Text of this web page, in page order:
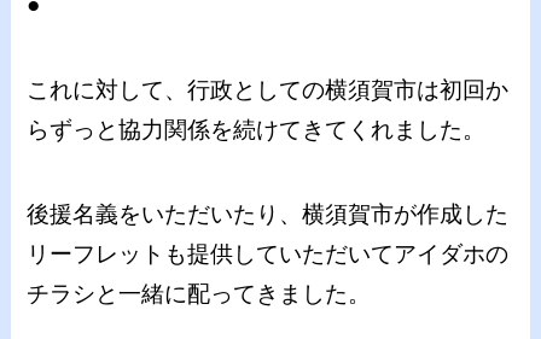
これに対して、行政としての横須賀市は初回か
らずっと協力関係を続けてきてくれました。
後援名義をいただいたり、横須賀市が作成した
リーフレットも提供していただいてアイダホの
チラシと一緒に配ってきました。